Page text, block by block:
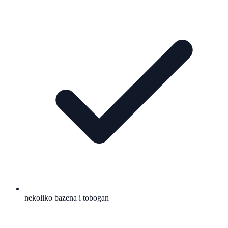
nekoliko bazena i tobogan